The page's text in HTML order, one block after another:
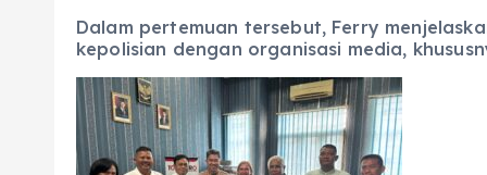
Dalam pertemuan tersebut, Ferry
kepolisian dengan organisasi media,